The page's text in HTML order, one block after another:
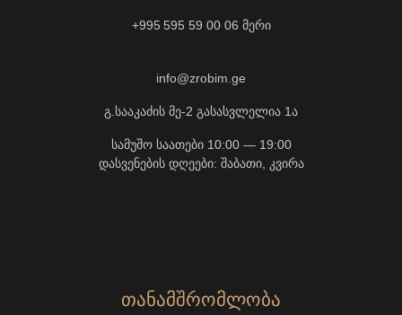
+995 595 59 00 06 მერი
info@zrobim.ge
გ.სააკაძის მე-2 გასასვლელია 1ა
სამუშო საათები 10:00 — 19:00
დასვენების დღეები: შაბათი, კვირა
ᲗᲐᲜᲐᲛᲨᲠᲝᲛᲚᲝᲑᲐ